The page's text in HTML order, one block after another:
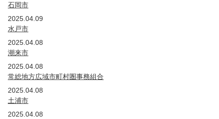
石岡市
2025.04.09
水戸市
2025.04.08
潮来市
2025.04.08
常総地方広域市町村圏事務組合
2025.04.08
土浦市
2025.04.08